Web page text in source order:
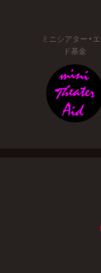
ミニシアター・
ド基金